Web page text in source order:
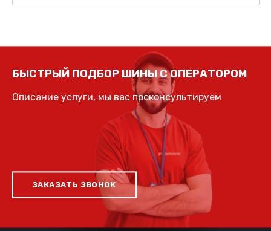
БЫСТРЫЙ ПОДБОР ШИНЫ С ОПЕРАТОРОМ
Описание услуги, мы вас проконсультируем
ЗАКАЗАТЬ ЗВОНОК